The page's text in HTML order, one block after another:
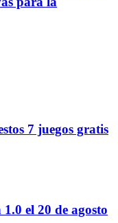
7 juegos gratis
el 20 de agosto